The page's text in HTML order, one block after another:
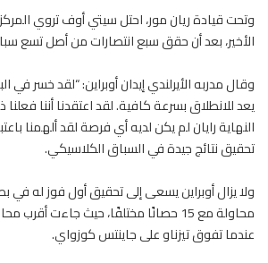
وتحت قيادة ريان مور، احتل سيتي أوف تروي
الأخير، بعد أن حقق سبع انتصارات من أصل تسع
وقال مدربه الأيرلندي إيدان أوبراين: “لقد خسر في
يعد للانطلاق بسرعة كافية. لقد اعتقدنا أننا
النهاية رايان لم يكن لديه أي فرصة لقد ألهمنا
تحقيق نتائج جيدة في السباق الكلاسيكي.
محاولة مع 15
حصانًا
عندما تفوق تيزناو على جاينتس كوزواي.